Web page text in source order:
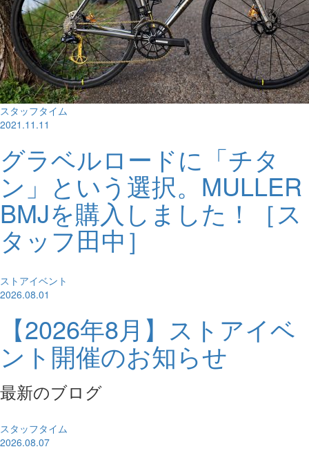
スタッフタイム
2021.11.11
グラベルロードに「チタ
ン」という選択。MULLER
BMJを購入しました！［ス
タッフ田中］
ストアイベント
2026.08.01
【2026年8月】ストアイベ
ント開催のお知らせ
最新のブログ
スタッフタイム
2026.08.07